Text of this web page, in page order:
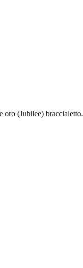
oro (Jubilee) braccialetto.